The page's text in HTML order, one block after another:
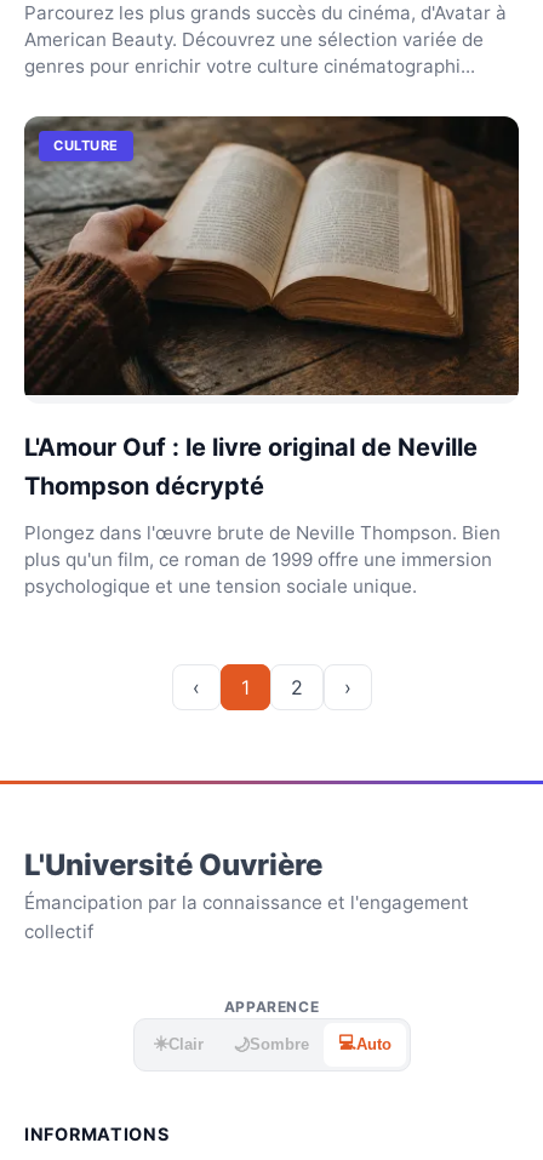
Parcourez les plus grands succès du cinéma, d'Avatar à
American Beauty. Découvrez une sélection variée de
genres pour enrichir votre culture cinématographi...
CULTURE
L'Amour Ouf : le livre original de Neville
Thompson décrypté
Plongez dans l'œuvre brute de Neville Thompson. Bien
plus qu'un film, ce roman de 1999 offre une immersion
psychologique et une tension sociale unique.
‹ 1 2 ›
L'Université Ouvrière
Émancipation par la connaissance et l'engagement
collectif
APPARENCE
☀️Clair 🌙Sombre 💻Auto
INFORMATIONS